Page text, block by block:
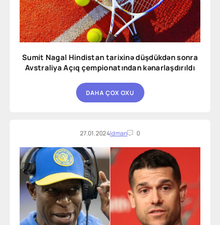
Sumit Nagal Hindistan tarixinə düşdükdən sonra
Avstraliya Açıq çempionatından kənarlaşdırıldı
DAHA ÇOX OXU
27.01.2024Idman 0